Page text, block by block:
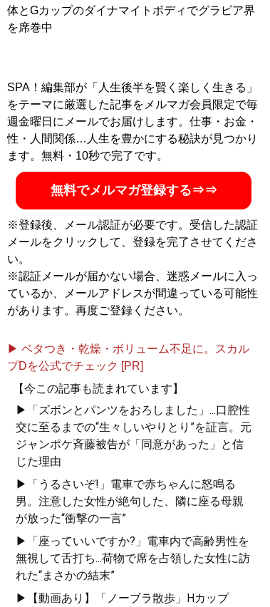
体とGカップのダイナマイトボディでグラビア界
SPA！編集部が「人生後半を賢く楽しく生きる」
をテーマに厳選した記事をメルマガ会員限定で毎
週金曜日にメールでお届けします。仕事・お金・
性・人間関係…人生を豊かにする秘訣が見つかり
ます。無料・10秒で完了です。
無料でメルマガ登録する⇒⇒
※登録後、メール認証が必要です。受信した認証
メールをクリックして、登録を完了させてくださ
い。
※認証メールが届かない場合、迷惑メールに入っ
ているか、メールアドレスが間違っている可能性
があります。再度ご登録ください。
▶ ベタつき・乾燥・ボリューム不足に。スカル
プDを公式でチェック [PR]
【今この記事も読まれています】
▶「ズボンとパンツをおろしました」...口腔性
交に至るまでの“生々しいやりとり”を証言。元
ジャンポケ斉藤被告が「同意があった」と信
じた理由
▶「うるさいぞ!」電車で赤ちゃんに怒鳴る
男。注意した女性が絶句した、隣に座る母親
が放った“衝撃の一言”
▶「座っていいですか?」電車内で高齢男性を
無視して舌打ち...荷物で席を占領した女性に訪
れた“まさかの結末”
▶【動画あり】「ノーブラ散歩」Hカップ